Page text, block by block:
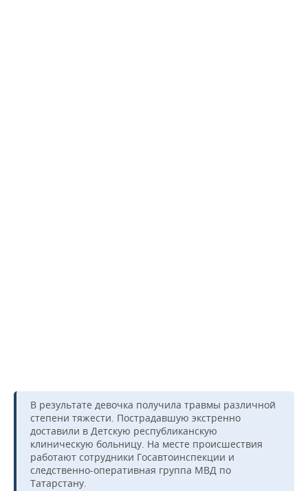
В результате девочка получила травмы различной
степени тяжести. Пострадавшую экстренно
доставили в Детскую республиканскую
клиническую больницу. На месте происшествия
работают сотрудники Госавтоинспекции и
следственно-оперативная группа МВД по
Татарстану.